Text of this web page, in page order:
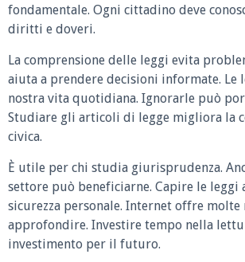
fondamentale. Ogni cittadino deve
diritti e doveri.
La comprensione delle leggi evita
aiuta a prendere decisioni informate. Le
nostra vita quotidiana. Ignorarle può
Studiare gli articoli di legge migliora la
civica.
È utile per chi studia giurisprudenza.
settore può beneficiarne. Capire le leggi
sicurezza personale. Internet offre molte
approfondire. Investire tempo nella
investimento per il futuro.